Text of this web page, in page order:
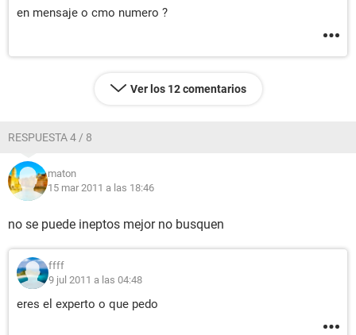
en mensaje o cmo numero ?
Ver los 12 comentarios
RESPUESTA 4 / 8
maton
15 mar 2011 a las 18:46
no se puede ineptos mejor no busquen
ffff
9 jul 2011 a las 04:48
eres el experto o que pedo